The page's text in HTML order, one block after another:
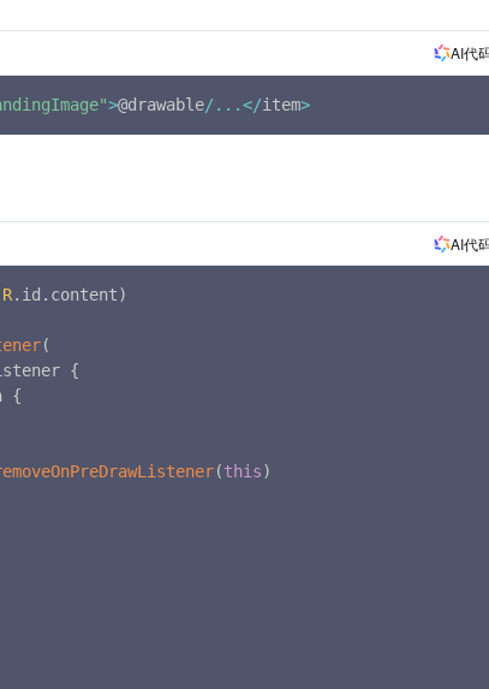
AI代
>@drawable/ ...</item>
AI代
R. id . content)
(
{
{
(this)